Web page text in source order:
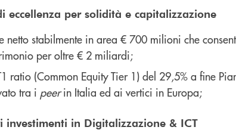
eccellenza per solidità e capitalizzazione
netto stabilmente in area € 700 milioni che
per oltre € 2 miliardi;
ratio (Common Equity Tier 1) del 29,5% a fine
tra i peerin Italia ed ai vertici in Europa;
investimenti in Digitalizzazione & ICT